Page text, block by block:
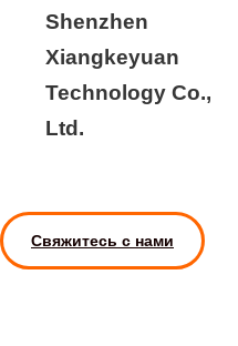
окончательной механической
все в соответствии с
Свяжитесь с нами
Shenzhen
Xiangkeyuan
Technology Co.,
Ltd.